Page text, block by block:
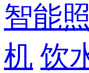
智能
机 饮